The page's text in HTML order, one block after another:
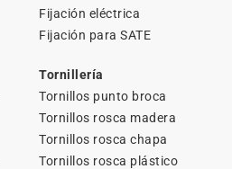
Fijación eléctrica
Fijación para SATE
Tornillería
Tornillos punto broca
Tornillos rosca madera
Tornillos rosca chapa
Tornillos rosca plástico